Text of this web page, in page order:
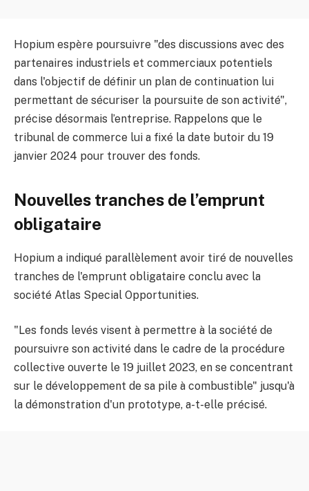
Hopium espère poursuivre "des discussions avec des
partenaires industriels et commerciaux potentiels
dans l'objectif de définir un plan de continuation lui
permettant de sécuriser la poursuite de son activité",
précise désormais l’entreprise. Rappelons que le
tribunal de commerce lui a fixé la date butoir du 19
janvier 2024 pour trouver des fonds.
Nouvelles tranches de l’emprunt
obligataire
Hopium a indiqué parallèlement avoir tiré de nouvelles
tranches de l'emprunt obligataire conclu avec la
société Atlas Special Opportunities.
"Les fonds levés visent à permettre à la société de
poursuivre son activité dans le cadre de la procédure
collective ouverte le 19 juillet 2023, en se concentrant
sur le développement de sa pile à combustible" jusqu'à
la démonstration d'un prototype, a-t-elle précisé.